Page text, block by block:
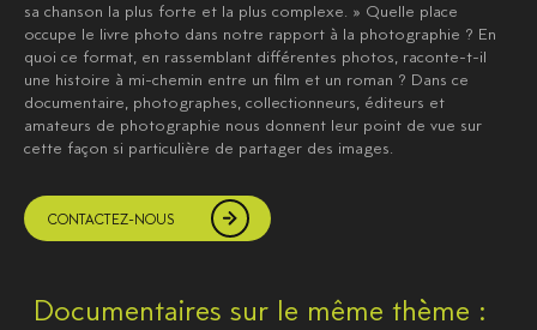
sa chanson la plus forte et la plus complexe. » Quelle place
occupe le livre photo dans notre rapport à la photographie ? En
quoi ce format, en rassemblant différentes photos, raconte-t-il
une histoire à mi-chemin entre un film et un roman ? Dans ce
documentaire, photographes, collectionneurs, éditeurs et
amateurs de photographie nous donnent leur point de vue sur
cette façon si particulière de partager des images.
CONTACTEZ-NOUS
Documentaires sur le même thème :